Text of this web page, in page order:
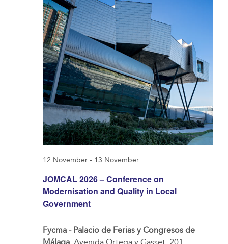
JOMCAL 2026 – Conference on
Modernisation and Quality in Local
Government
12 November- 13 November
Fycma - Palacio de Ferias y Congresos de